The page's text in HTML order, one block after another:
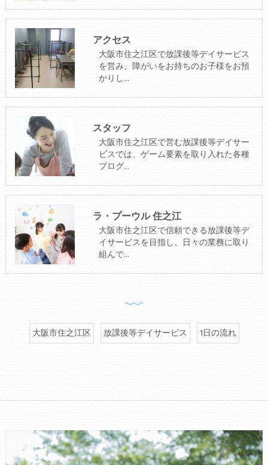
アクセス
大阪市住之江区で放課後等デイサービス
を営み、障がいをお持ちのお子様をお預
かりし…
スタッフ
大阪市住之江区で営む放課後等デイサー
ビスでは、ゲーム要素を取り入れた各種
プログ…
ラ・プーウル 住之江
大阪市住之江区で信頼できる放課後等デ
イサービスを目指し、日々の業務に取り
組んで…
大阪市住之江区 放課後等デイサービス 1日の流れ